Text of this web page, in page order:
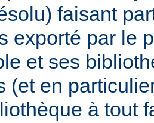
faisant
exporté par le
et ses
(et en
à tout